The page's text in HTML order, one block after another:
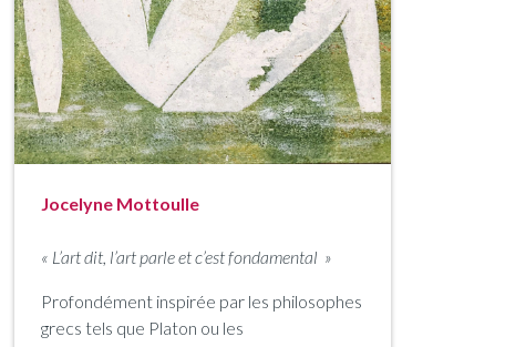
Jocelyne Mottoulle
« L’art dit, l’art parle et c’est fondamental »
Profondément inspirée par les philosophes
grecs tels que Platon ou les